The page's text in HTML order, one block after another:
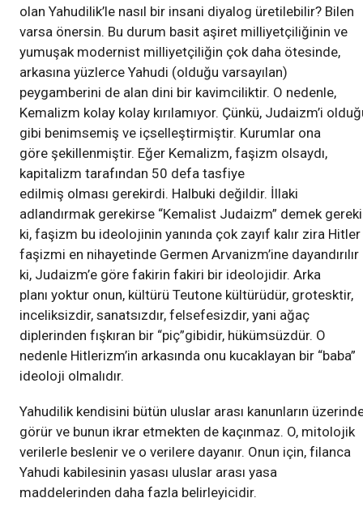
olan Yahudilik’le nasıl bir insani diyalog üretilebilir? Bilen
varsa önersin. Bu durum basit aşiret milliyetçiliğinin ve
yumuşak modernist milliyetçiliğin çok daha ötesinde,
arkasına yüzlerce Yahudi (olduğu varsayılan)
peygamberini de alan dini bir kavimciliktir. O nedenle,
Kemalizm kolay kolay kırılamıyor. Çünkü, Judaizm’i
gibi benimsemiş ve içselleştirmiştir. Kurumlar ona
göre şekillenmiştir. Eğer Kemalizm, faşizm olsaydı,
kapitalizm tarafından 50 defa tasfiye
edilmiş olması gerekirdi. Halbuki değildir. İllaki
adlandırmak gerekirse “Kemalist Judaizm” demek
ki, faşizm bu ideolojinin yanında çok zayıf kalır zira Hitler
faşizmi en nihayetinde Germen Arvanizm’ine dayandırılır
ki, Judaizm’e göre fakirin fakiri bir ideolojidir. Arka
planı yoktur onun, kültürü Teutone kültürüdür, grotesktir,
inceliksizdir, sanatsızdır, felsefesizdir, yani ağaç
diplerinden fışkıran bir “piç”gibidir, hükümsüzdür. O
nedenle Hitlerizm’in arkasında onu kucaklayan bir “baba”
ideoloji olmalıdır.
Yahudilik kendisini bütün uluslar arası kanunların
görür ve bunun ikrar etmekten de kaçınmaz. O, mitolojik
verilerle beslenir ve o verilere dayanır. Onun için, filanca
Yahudi kabilesinin yasası uluslar arası yasa
maddelerinden daha fazla belirleyicidir.